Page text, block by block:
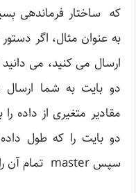
که ساختار فرماندهی
به عنوان مثال، اگر
ارسال می کنید، می
دو بایت به شما ارسال
مقادیر متغیری از داده
دو بایت را که طول
سپس master تمام آن را بازیابی می کند.)